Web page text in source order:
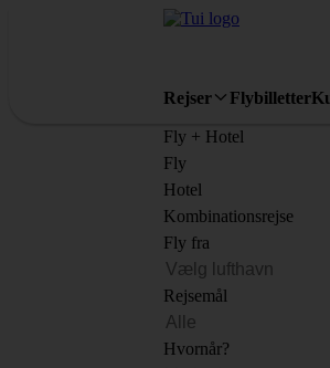
Rejser Flybilletter
Fly + Hotel
Fly
Hotel
Kombinationsrejse
Fly fra
Rejsemål
Hvornår?